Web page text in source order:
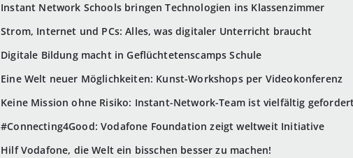
Instant Network Schools bringen Technologien ins Klassenzimmer
Strom, Internet und PCs: Alles, was digitaler Unterricht braucht
Digitale Bildung macht in Geflüchtetenscamps Schule
Eine Welt neuer Möglichkeiten: Kunst-Workshops per Videokonferenz
Keine Mission ohne Risiko: Instant-Network-Team ist vielfältig gefordert
#Connecting4Good: Vodafone Foundation zeigt weltweit Initiative
Hilf Vodafone, die Welt ein bisschen besser zu machen!